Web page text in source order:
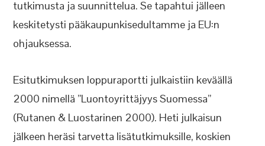
tutkimusta ja suunnittelua. Se tapahtui jälleen
keskitetysti pääkaupunkisedultamme ja EU:n
ohjauksessa.
Esitutkimuksen loppuraportti julkaistiin keväällä
2000 nimellä ”Luontoyrittäjyys Suomessa”
(Rutanen & Luostarinen 2000). Heti julkaisun
jälkeen heräsi tarvetta lisätutkimuksille, koskien